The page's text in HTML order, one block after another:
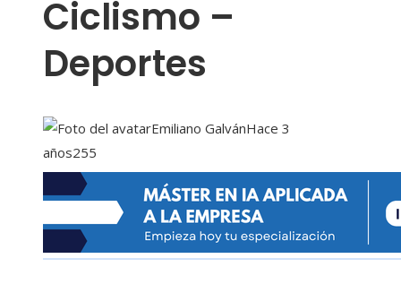
Ciclismo –
Deportes
Emiliano GalvánHace 3
años255